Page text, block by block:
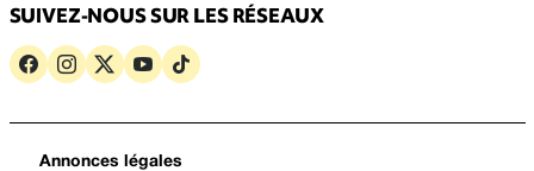
SUIVEZ-NOUS SUR LES RÉSEAUX
Annonces légales